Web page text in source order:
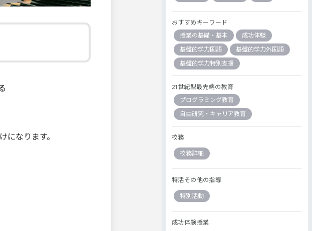
になります。
おすすめキーワード
授業の基礎・基本
成功体験
基盤的学力国語
基盤的学力外国語
基盤的学力特別支援
21世紀型最先端の教育
プログラミング教育
自由研究・キャリア教育
校務
校務詳細
特活その他の指導
特別活動
成功体験授業